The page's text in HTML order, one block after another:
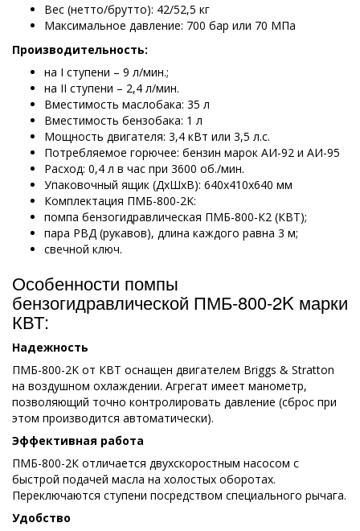
Вес (нетто/брутто): 42/52,5 кг
Максимальное давление: 700 бар или 70 МПа
Производительность:
на I ступени – 9 л/мин.;
на II ступени – 2,4 л/мин.
Вместимость маслобака: 35 л
Вместимость бензобака: 1 л
Мощность двигателя: 3,4 кВт или 3,5 л.с.
Потребляемое горючее: бензин марок АИ-92 и АИ-95
Расход: 0,4 л в час при 3600 об./мин.
Упаковочный ящик (ДхШхВ): 640х410х640 мм
Комплектация ПМБ-800-2K:
помпа бензогидравлическая ПМБ-800-К2 (КВТ);
пара РВД (рукавов), длина каждого равна 3 м;
свечной ключ.
Особенности помпы
бензогидравлической ПМБ-800-2K марки
КВТ:
Надежность
ПМБ-800-2K от КВТ оснащен двигателем Briggs & Stratton
на воздушном охлаждении. Агрегат имеет манометр,
позволяющий точно контролировать давление (сброс при
этом производится автоматически).
Эффективная работа
ПМБ-800-2К отличается двухскоростным насосом с
быстрой подачей масла на холостых оборотах.
Переключаются ступени посредством специального рычага.
Удобство